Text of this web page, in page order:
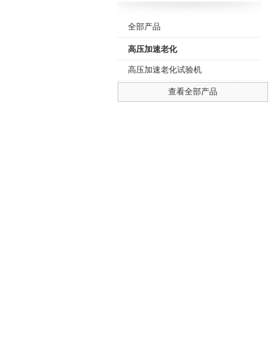
公司名称
全部产品
高压加速老化
高压加速老化试验机
查看全部产品